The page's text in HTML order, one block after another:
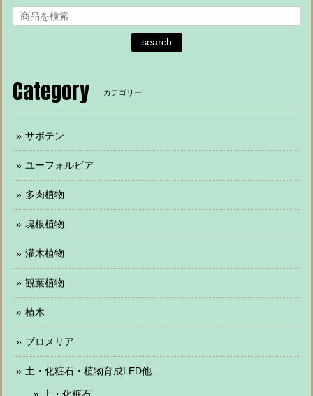
search
Category カテゴリー
サボテン
ユーフォルビア
多肉植物
塊根植物
灌木植物
観葉植物
植木
ブロメリア
土・化粧石・植物育成LED他